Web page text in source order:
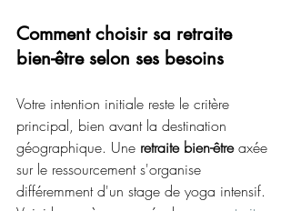
Comment choisir sa retraite
bien-être selon ses besoins
Votre intention initiale reste le critère
principal, bien avant la destination
géographique. Une retraite bien-être axée
sur le ressourcement s'organise
différemment d'un stage de yoga intensif.